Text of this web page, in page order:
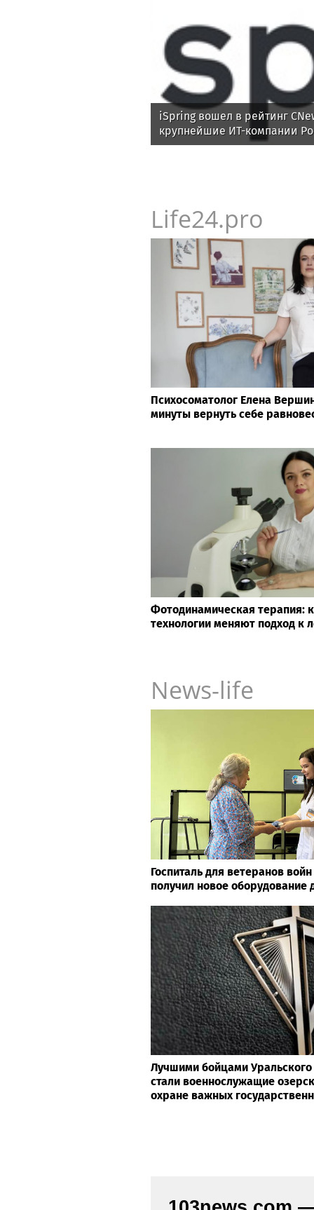
Эксперт «ОБИТ» оценил
iSpring вошел в рейтинг
крупнейшие ИТ-компании
Life24.pro
Психосоматолог Елена
минуты вернуть себе
Фотодинамическая терапия:
технологии меняют подход к
News-life
Госпиталь для ветеранов
получил новое оборудование